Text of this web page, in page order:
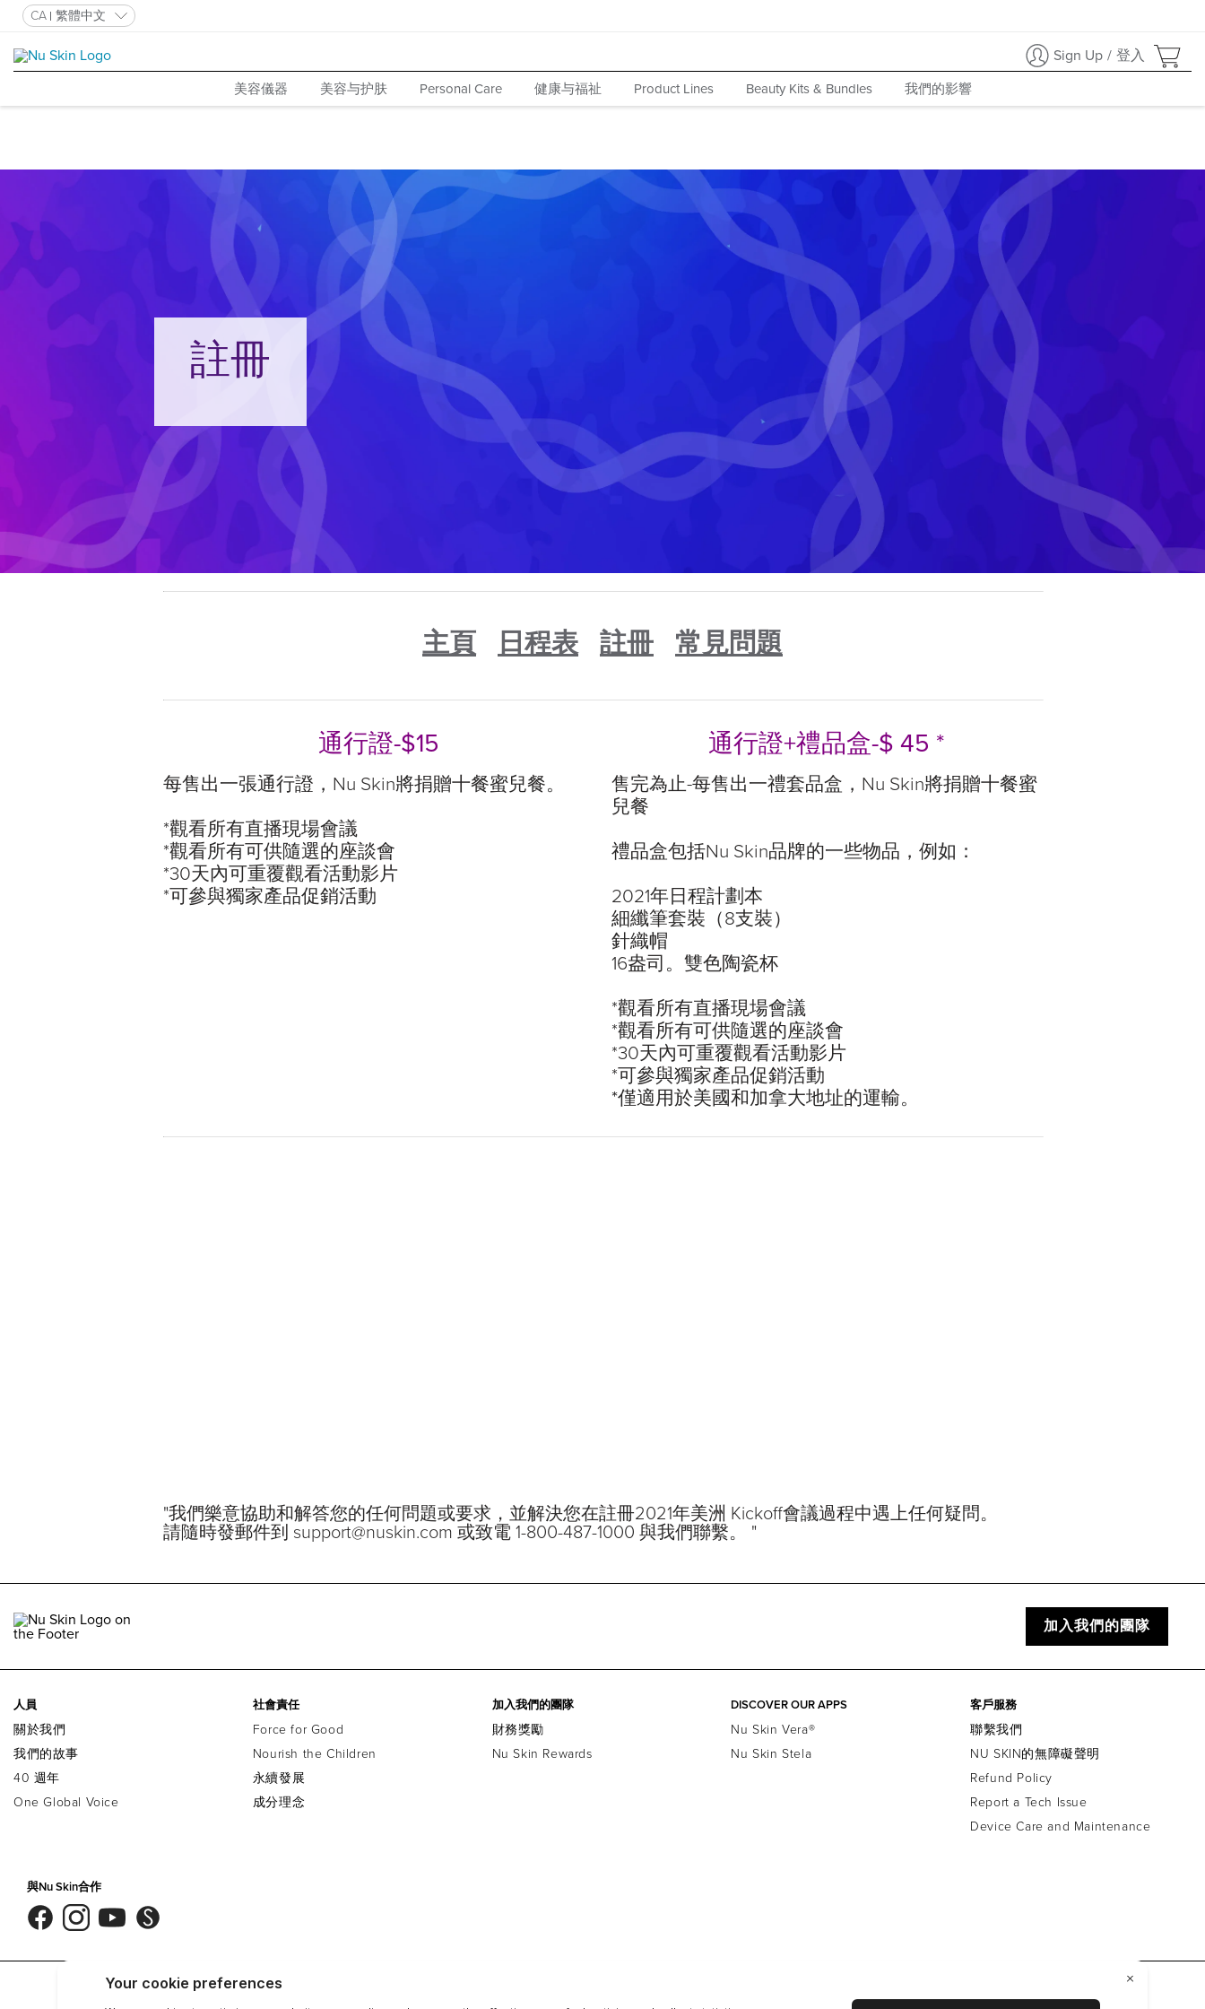
CA 繁體中文
Sign Up / 登入
美容儀器 美容与护肤 Personal Care 健康与福祉 Product Lines Beauty Kits & Bundles 我們的影響
註冊
主頁 日程表 註冊 常見問題
通行證-$15
每售出一張通行證，Nu Skin將捐贈十餐蜜兒餐。
*觀看所有直播現場會議
*觀看所有可供隨選的座談會
*30天內可重覆觀看活動影片
*可參與獨家產品促銷活動
通行證+禮品盒-$ 45 *
售完為止-每售出一禮套品盒，Nu Skin將捐贈十餐蜜
兒餐
禮品盒包括Nu Skin品牌的一些物品，例如：
2021年日程計劃本
細纖筆套裝（8支裝）
針織帽
16盎司。雙色陶瓷杯
*觀看所有直播現場會議
*觀看所有可供隨選的座談會
*30天內可重覆觀看活動影片
*可參與獨家產品促銷活動
*僅適用於美國和加拿大地址的運輸。
"我們樂意協助和解答您的任何問題或要求，並解決您在註冊2021年美洲 Kickoff會議過程中遇上任何疑問。
請隨時發郵件到 support@nuskin.com 或致電 1-800-487-1000 與我們聯繫。 "
加入我們的團隊
人員
關於我們
我們的故事
40 週年
One Global Voice
社會責任
Force for Good
Nourish the Children
永續發展
成分理念
加入我們的團隊
財務獎勵
Nu Skin Rewards
DISCOVER OUR APPS
Nu Skin Vera®
Nu Skin Stela
客戶服務
聯繫我們
NU SKIN的無障礙聲明
Refund Policy
Report a Tech Issue
Device Care and Maintenance
與Nu Skin合作